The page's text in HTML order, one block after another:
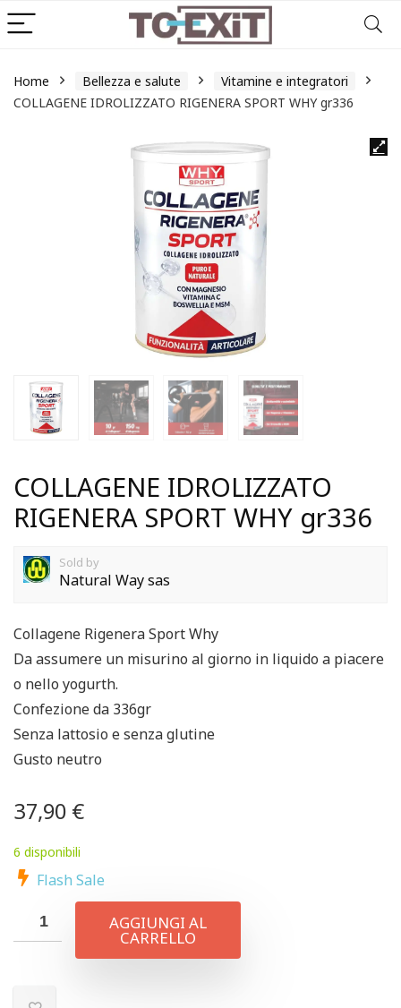
Home Bellezza e salute
Vitamine e integratori
COLLAGENE IDROLIZZATO RIGENERA SPORT WHY gr336
COLLAGENE IDROLIZZATO
RIGENERA SPORT WHY gr336
Sold by
Natural Way sas
Collagene Rigenera Sport Why
Da assumere un misurino al giorno in liquido a piacere
o nello yogurth.
Confezione da 336gr
Senza lattosio e senza glutine
Gusto neutro
37,90 €
6 disponibili
Flash Sale
AGGIUNGI AL
CARRELLO